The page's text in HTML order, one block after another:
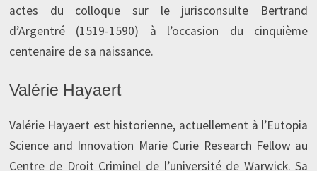
actes du colloque sur le jurisconsulte Bertrand
d’Argentré (1519-1590) à l’occasion du cinquième
centenaire de sa naissance.
Valérie Hayaert
Valérie Hayaert est historienne, actuellement à l’Eutopia
Science and Innovation Marie Curie Research Fellow au
Centre de Droit Criminel de l’université de Warwick. Sa